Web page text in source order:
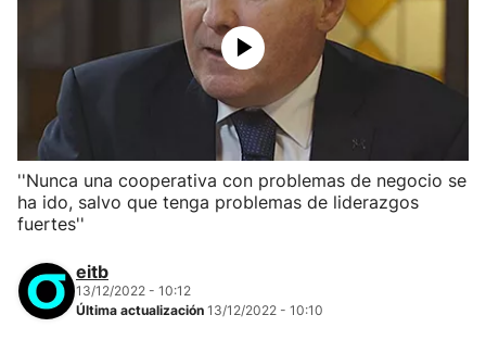
''Nunca una cooperativa con problemas de negocio se
ha ido, salvo que tenga problemas de liderazgos
fuertes''
eitb
13/12/2022 - 10:12
Última actualización 13/12/2022 - 10:10